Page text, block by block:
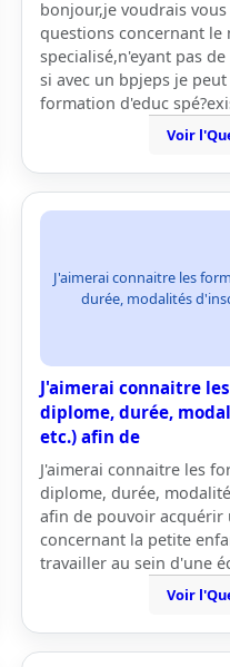
bonjour,je voudrais
questions concernant le
specialisé,n'eyant pas
si avec un bpjeps je
formation d'educ
Voir
J'aimerai connaitre les
durée, modalités
J'aimerai connaitre
diplome, durée,
etc.) afin de
J'aimerai connaitre les
diplome, durée,
afin de pouvoir acquérir
concernant la petite
travailler au sein d'une
Voir